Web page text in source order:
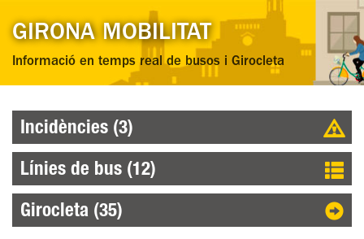
GIRONA MOBILITAT
Informació en temps real de busos i Girocleta
Incidències (3)
Línies de bus (12)
Girocleta (35)